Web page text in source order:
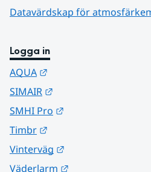
Datavärdskap för
Logga in
AQUA
SIMAIR
SMHI Pro
Timbr
Vinterväg
Väderlarm